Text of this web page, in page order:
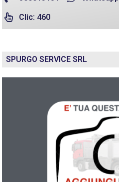
Clic: 460
SPURGO SERVICE SRL